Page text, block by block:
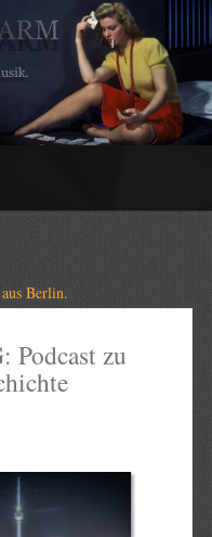
Berlin.
zu